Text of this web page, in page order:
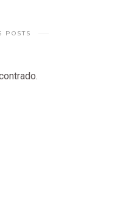
POSTS